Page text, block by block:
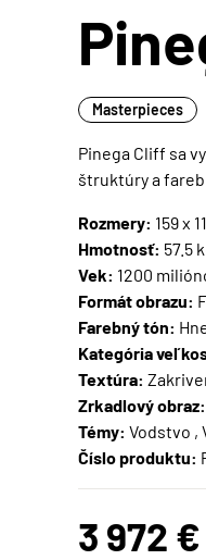
Masterpieces
Pinega Cliff sa
štruktúry a
Rozmery: 159 x
Hmotnosť: 57.5
Vek: 1200
Formát obrazu:
Farebný tón:
Kategória
Textúra:
Zrkadlový obraz:
Témy: Vodstvo ,
Číslo produktu:
3 972 €